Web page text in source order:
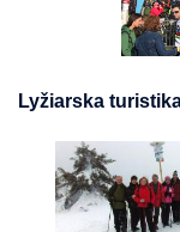
Lyžiarska